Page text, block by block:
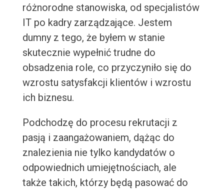
różnorodne stanowiska, od specjalistów
IT po kadry zarządzające. Jestem
dumny z tego, że byłem w stanie
skutecznie wypełnić trudne do
obsadzenia role, co przyczyniło się do
wzrostu satysfakcji klientów i wzrostu
ich biznesu.
Podchodzę do procesu rekrutacji z
pasją i zaangażowaniem, dążąc do
znalezienia nie tylko kandydatów o
odpowiednich umiejętnościach, ale
także takich, którzy będą pasować do